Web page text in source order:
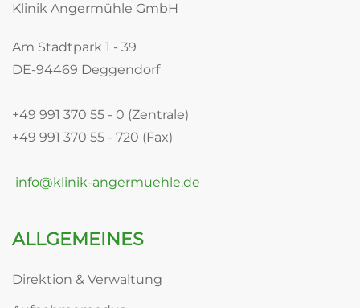
Klinik Angermühle GmbH
Am Stadtpark 1 - 39
DE-94469 Deggendorf
+49 991 370 55 - 0 (Zentrale)
+49 991 370 55 - 720 (Fax)
info@klinik-angermuehle.de
ALLGEMEINES
Direktion & Verwaltung